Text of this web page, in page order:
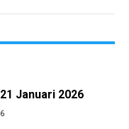
Januari 2026